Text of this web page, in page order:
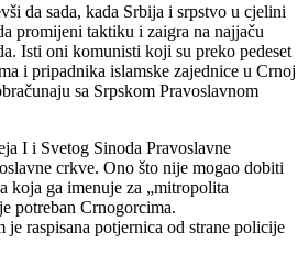
da sada, kada Srbija i srpstvo u cjelini
promijeni taktiku i zaigra na najjaču
Isti oni komunisti koji su preko pedeset
i pripadnika islamske zajednice u Crnoj
sa Srpskom Pravoslavnom
I i Svetog Sinoda Pravoslavne
crkve. Ono što nije mogao dobiti
koja ga imenuje za „mitropolita
potreban Crnogorcima.
raspisana potjernica od strane policije